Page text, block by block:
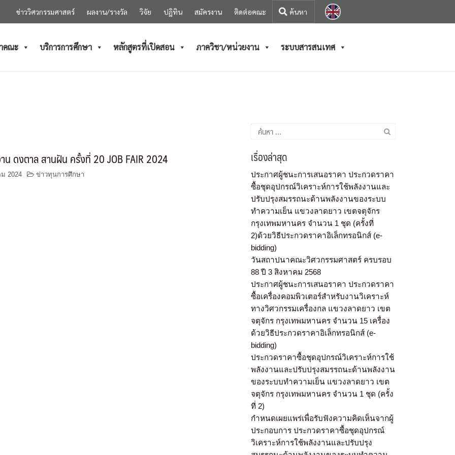
ข่าววิศวกรรมศาสตร์ ผลงาน/รางวัล วิจัย ปฏิทิน สมัครงาน ติดต่อคณะ
คณะ บริการการศึกษา หลักสูตรที่เปิดสอน ภาควิชา/หน่วยงาน ระบบสารสนเทศ
น ดงตาล สานฝัน ครั้งที่ 20 JOB FAIR 2024
2024 ข่าวทุนการศึกษา
เรื่องล่าสุด
ประกาศผู้ชนะการเสนอราคา ประกวดราคา
ซื้อชุดอุปกรณ์วิเคราะห์การใช้พลังงานและ
ปรับปรุงสมรรถนะด้านพลังงานของระบบ
ทำความเย็น แขวงลาดยาว เขตจตุจักร
กรุงเทพมหานคร จำนวน 1 ชุด (ครั้งที่
2)ด้วยวิธีประกวดราคาอิเล็กทรอนิกส์ (e-
bidding)
วันสถาปนาคณะวิศวกรรมศาสตร์ ครบรอบ
88 ปี 3 สิงหาคม 2568
ประกาศผู้ชนะการเสนอราคา ประกวดราคา
ซื้อเครื่องคอมพิวเตอร์สำหรับงานวิเคราะห์
ทางวิศวกรรมเครื่องกล แขวงลาดยาว เขต
จตุจักร กรุงเทพมหานคร จำนวน 15 เครื่อง
ด้วยวิธีประกวดราคาอิเล็กทรอนิกส์ (e-
bidding)
ประกวดราคาซื้อชุดอุปกรณ์วิเคราะห์การใช้
พลังงานและปรับปรุงสมรรถนะด้านพลังงาน
ของระบบทำความเย็น แขวงลาดยาว เขต
จตุจักร กรุงเทพมหานคร จำนวน 1 ชุด (ครั้ง
ที่ 2)
กำหนดเผยแพร่เพื่อรับฟังความคิดเห็นจากผู้
ประกอบการ ประกวดราคาซื้อชุดอุปกรณ์
วิเคราะห์การใช้พลังงานและปรับปรุง